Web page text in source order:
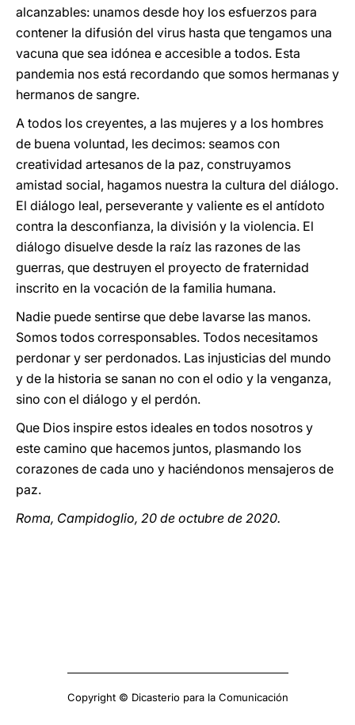
alcanzables: unamos desde hoy los esfuerzos para
contener la difusión del virus hasta que tengamos una
vacuna que sea idónea e accesible a todos. Esta
pandemia nos está recordando que somos hermanas y
hermanos de sangre.
A todos los creyentes, a las mujeres y a los hombres
de buena voluntad, les decimos: seamos con
creatividad artesanos de la paz, construyamos
amistad social, hagamos nuestra la cultura del diálogo.
El diálogo leal, perseverante y valiente es el antídoto
contra la desconfianza, la división y la violencia. El
diálogo disuelve desde la raíz las razones de las
guerras, que destruyen el proyecto de fraternidad
inscrito en la vocación de la familia humana.
Nadie puede sentirse que debe lavarse las manos.
Somos todos corresponsables. Todos necesitamos
perdonar y ser perdonados. Las injusticias del mundo
y de la historia se sanan no con el odio y la venganza,
sino con el diálogo y el perdón.
Que Dios inspire estos ideales en todos nosotros y
este camino que hacemos juntos, plasmando los
corazones de cada uno y haciéndonos mensajeros de
paz.
Roma, Campidoglio, 20 de octubre de 2020.
Copyright © Dicasterio para la Comunicación